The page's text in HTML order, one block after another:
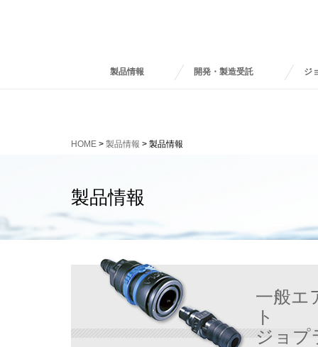
製品情報 開発・製造受託 ジ
HOME > 製品情報 > 製品情報
製品情報
一般エ
ト
ジョプ